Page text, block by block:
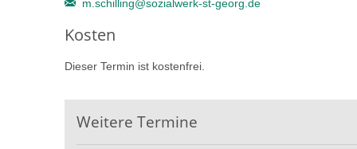
m.schilling@sozialwerk-st-georg.de
Kosten
Dieser Termin ist kostenfrei.
Weitere Termine